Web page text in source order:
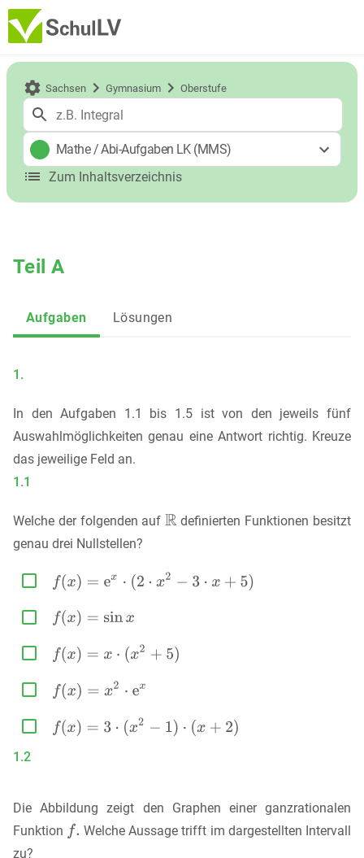
Sachsen Gymnasium Oberstufe
Mathe/Abi-Aufgaben LK (MMS)
Zum Inhaltsverzeichnis
Teil A
Aufgaben Lösungen
1.
In den Aufgaben 1.1 bis 1.5 ist von den jeweils fünf
Auswahlmöglichkeiten genau eine Antwort richtig. Kreuze
das jeweilige Feld an.
1.1
Welche der folgenden auf
definierten Funktionen besitzt
genau drei Nullstellen?





1.2
Die Abbildung zeigt den Graphen einer ganzrationalen
Funktion
Welche Aussage trifft im dargestellten Intervall
zu?